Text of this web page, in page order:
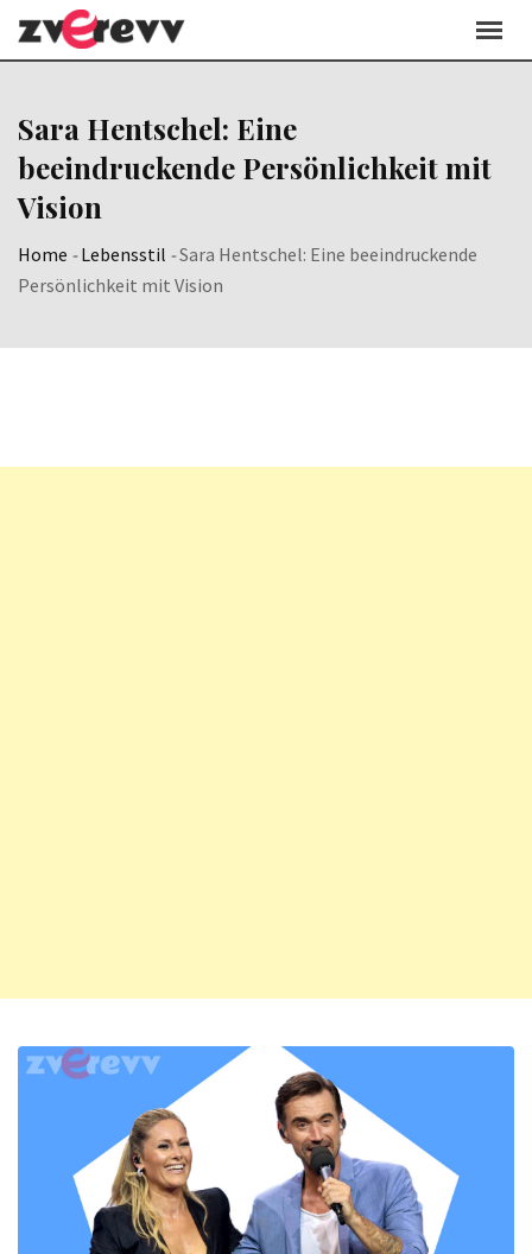
Skip
Sara Hentschel: Eine
beeindruckende Persönlichkeit mit
Vision
Home -Lebensstil -Sara Hentschel: Eine beeindruckende
Persönlichkeit mit Vision